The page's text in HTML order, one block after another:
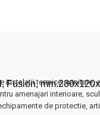
instalatii termice, sanitare,
amenajari interioare,
de protectie,